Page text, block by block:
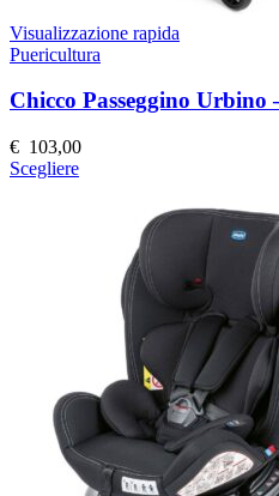
Visualizzazione rapida
Puericultura
Chicco Passeggino Urbino –
€ 103,00
ScegliereQuesto
varianti.
opzioni
possono
nella
pagina
prodotto